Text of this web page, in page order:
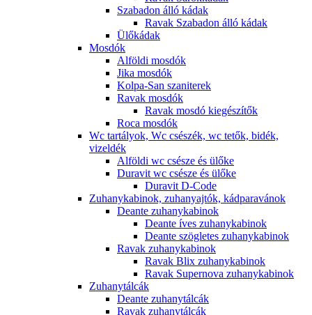
Szabadon álló kádak
Ravak Szabadon álló kádak
Ülőkádak
Mosdók
Alföldi mosdók
Jika mosdók
Kolpa-San szaniterek
Ravak mosdók
Ravak mosdó kiegészítők
Roca mosdók
Wc tartályok, Wc csészék, wc tetők, bidék,
vizeldék
Alföldi wc csésze és ülőke
Duravit wc csésze és ülőke
Duravit D-Code
Zuhanykabinok, zuhanyajtók, kádparavánok
Deante zuhanykabinok
Deante íves zuhanykabinok
Deante szögletes zuhanykabinok
Ravak zuhanykabinok
Ravak Blix zuhanykabinok
Ravak Supernova zuhanykabinok
Zuhanytálcák
Deante zuhanytálcák
Ravak zuhanytálcák